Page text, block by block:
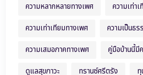
ความหลากหลายทางเพศ
ความเท่า
ความเท่าเทียมทางเพศ
ความเป็นธ
ความเสมอภาคทางเพศ
คู่มือบ้านนี้มี
ดูแลสุขภาวะ
ทรานซ์ศรีตรัง